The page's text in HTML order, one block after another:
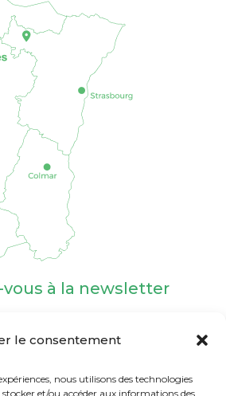
le consentement
nous utilisons des technologies
stocker et/ou accéder aux informations des
vous à la newsletter